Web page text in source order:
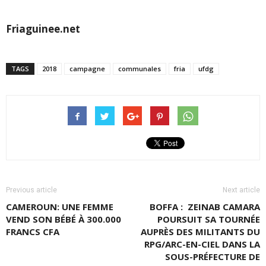
Friaguinee.net
TAGS 2018 campagne communales fria ufdg
Previous article
CAMEROUN: UNE FEMME
VEND SON BÉBÉ À 300.000
FRANCS CFA
Next article
BOFFA : ZEINAB CAMARA
POURSUIT SA TOURNÉE
AUPRÈS DES MILITANTS DU
RPG/ARC-EN-CIEL DANS LA
SOUS-PRÉFECTURE DE